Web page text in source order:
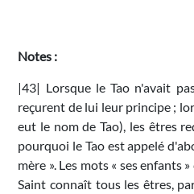
Notes :
|43| Lorsque le Tao n'avait
reçurent de lui leur principe ;
eut le nom de Tao), les êtres
pourquoi le Tao est appelé
mère ». Les mots « ses enfants
Saint connaît tous les êtres,